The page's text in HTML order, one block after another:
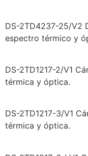
DS-2TD4237-25/V2
espectro térmico y
DS-2TD1217-2/V1
térmica y óptica.
DS-2TD1217-3/V1
térmica y óptica.